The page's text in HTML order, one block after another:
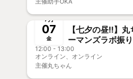
終了
7月
07
金
【七夕の昼!!】
ーマンズラボ振
12:00 - 13:00
オンライン、オンライン
主催丸ちゃん
終了